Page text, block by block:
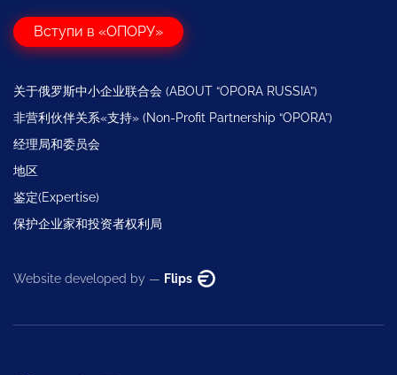
Вступи в «ОПОРУ»
关于俄罗斯中小企业联合会 (ABOUT “OPORA RUSSIA”)
非营利伙伴关系«支持» (Non-Profit Partnership “OPORA”)
经理局和委员会
地区
鉴定(Expertise)
保护企业家和投资者权利局
Website developed by — Flips